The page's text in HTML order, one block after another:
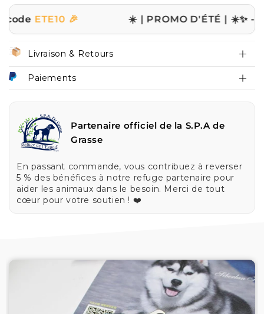
ETE10 🎉 ☀️ | PROMO D'ÉTÉ | ☀️✨ -10%
Livraison & Retours
Paiements
Partenaire officiel de la S.P.A de
Grasse
En passant commande, vous contribuez à reverser
5 % des bénéfices à notre refuge partenaire pour
aider les animaux dans le besoin. Merci de tout
cœur pour votre soutien ! ❤️